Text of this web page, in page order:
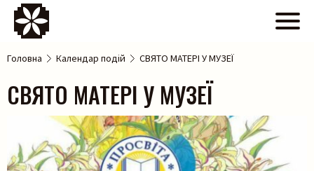
Головна Календар подій СВЯТО МАТЕРІ У МУЗЕЇ
СВЯТО МАТЕРІ У МУЗЕЇ